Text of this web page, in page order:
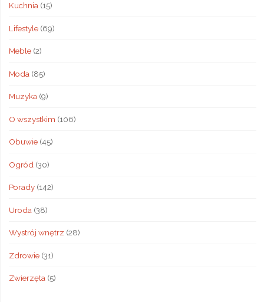
Kuchnia(15)
Lifestyle(69)
Meble(2)
Moda (85)
Muzyka(9)
O wszystkim (106)
Obuwie(45)
Ogród (30)
Porady(142)
Uroda (38)
Wystrój wnętrz (28)
Zdrowie(31)
Zwierzęta(5)